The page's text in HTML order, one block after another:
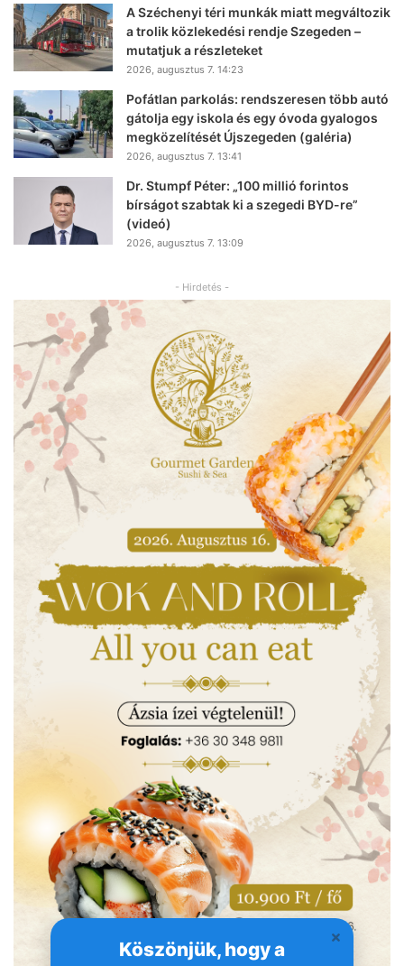
Köszönjük, hogy a
A Széchenyi téri munkák miatt megváltozik
a trolik közlekedési rendje Szegeden –
mutatjuk a részleteket
2026, augusztus 7. 14:23
Pofátlan parkolás: rendszeresen több autó
gátolja egy iskola és egy óvoda gyalogos
megközelítését Újszegeden (galéria)
2026, augusztus 7. 13:41
Dr. Stumpf Péter: „100 millió forintos
bírságot szabtak ki a szegedi BYD-re”
(videó)
2026, augusztus 7. 13:09
- Hirdetés -